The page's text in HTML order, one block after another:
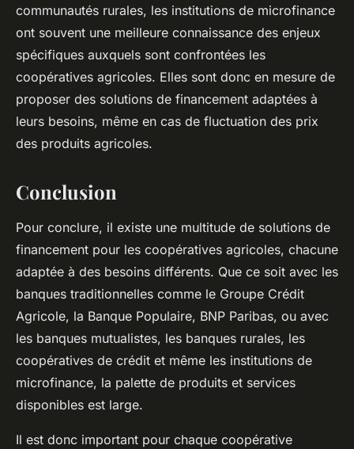
communautés rurales, les institutions de microfinance
ont souvent une meilleure connaissance des enjeux
spécifiques auxquels sont confrontées les
coopératives agricoles. Elles sont donc en mesure de
proposer des solutions de financement adaptées à
leurs besoins, même en cas de fluctuation des prix
des produits agricoles.
Conclusion
Pour conclure, il existe une multitude de solutions de
financement pour les coopératives agricoles, chacune
adaptée à des besoins différents. Que ce soit avec les
banques traditionnelles comme le Groupe Crédit
Agricole, la Banque Populaire, BNP Paribas, ou avec
les banques mutualistes, les banques rurales, les
coopératives de crédit et même les institutions de
microfinance, la palette de produits et services
disponibles est large.
Il est donc important pour chaque coopérative